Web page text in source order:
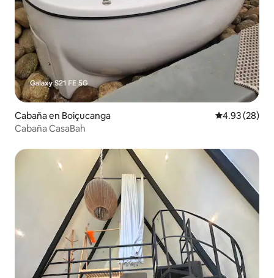
Cabaña en Boiçucanga Calificación
4.93 (28)
Cabaña CasaBah